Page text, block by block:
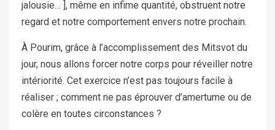
jalousie… ], même en infime quantité, obstruent notre
regard et notre comportement envers notre prochain.
À Pourim, grâce à l’accomplissement des Mitsvot du
jour, nous allons forcer notre corps pour réveiller notre
intériorité. Cet exercice n’est pas toujours facile à
réaliser ; comment ne pas éprouver d’amertume ou de
colère en toutes circonstances ?